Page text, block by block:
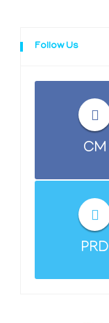
Follow Us
CM
PRD